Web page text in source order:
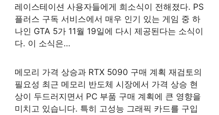
레이스테이션 사용자들에게 희소식이 전해졌다. PS
플러스 구독 서비스에서 매우 인기 있는 게임 중 하
나인 GTA 5가 11월 19일에 다시 제공된다는 소식이
다. 이 소식은…
메모리 가격 상승과 RTX 5090 구매 계획 재검토의
필요성 최근 메모리 반도체 시장에서 가격 상승 현
상이 두드러지면서 PC 부품 구매 계획에 큰 영향을
미치고 있습니다. 특히 고성능 그래픽 카드를 구입